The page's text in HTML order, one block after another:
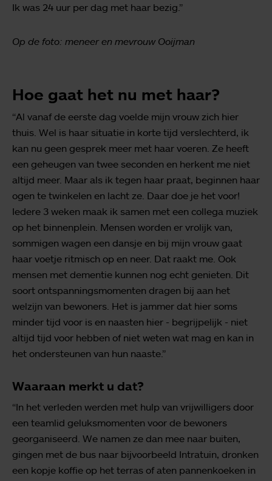
Ik was 24 uur per dag met haar bezig.”
Op de foto: meneer en mevrouw Ooijman
Hoe gaat het nu met haar?
“Al vanaf de eerste dag voelde mijn vrouw zich hier
thuis. Wel is haar situatie in korte tijd verslechterd, ik
kan nu geen gesprek meer met haar voeren. Ze heeft
een geheugen van twee seconden en herkent me niet
altijd meer. Maar als ik tegen haar praat, beginnen haar
ogen te twinkelen en lacht ze. Daar doe je het voor!
Iedere 3 weken maak ik samen met een collega muziek
op het binnenplein. Mensen worden er vrolijk van,
sommigen wagen een dansje en bij mijn vrouw gaat
haar voetje ritmisch op en neer. Dat raakt me. Ook
mensen met dementie kunnen nog echt genieten. Dit
soort ontspanningsmomenten dragen bij aan het
welzijn van bewoners. Het is jammer dat hier soms
minder tijd voor is en naasten hier - begrijpelijk - niet
altijd tijd voor hebben of niet weten wat mag en kan in
het ondersteunen van hun naaste.”
Waaraan merkt u dat?
“In het verleden werden met hulp van vrijwilligers door
een teamlid geluksmomenten voor de bewoners
georganiseerd. We namen ze dan mee naar buiten,
gingen met de bus naar bijvoorbeeld Intratuin, dronken
een kopje koffie op het terras of aten pannenkoeken in